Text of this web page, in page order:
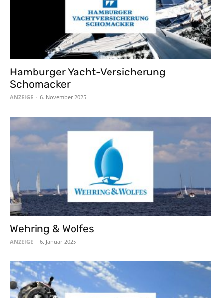
Hamburger Yacht-Versicherung
Schomacker
ANZEIGE - 6. November 2025
Wehring & Wolfes
ANZEIGE - 6. Januar 2025